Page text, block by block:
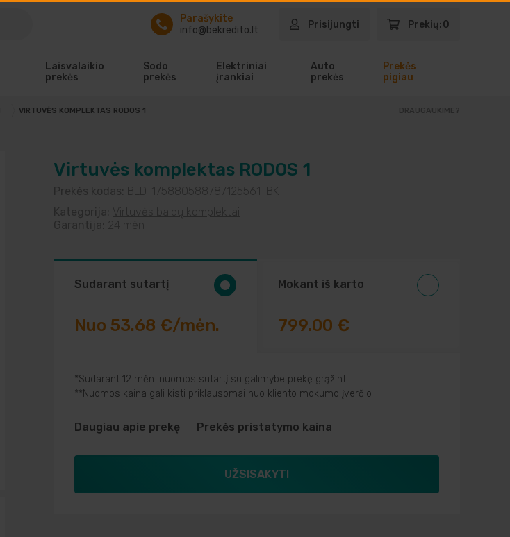
Parašykite
info@bekredito.lt
Prisijungti Prekių:0
Laisvalaikio
prekės
Sodo
prekės
Elektriniai
įrankiai
Auto
prekės
Prekės
pigiau
VIRTUVĖS KOMPLEKTAS RODOS 1
Virtuvės komplektas RODOS 1
Sudarant sutartį
Nuo 53.68 €/mėn.
Mokant iš karto
799.00 €
*Sudarant 12 mėn. nuomos sutartį su galimybe prekę grąžinti
**Nuomos kaina gali kisti priklausomai nuo kliento mokumo įverčio
Daugiau apie prekę Prekės pristatymo kaina
UŽSISAKYTI